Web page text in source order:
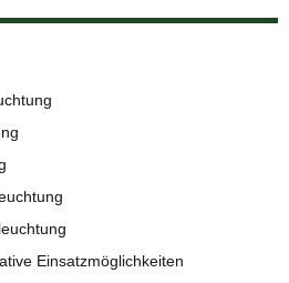
Einsatzmöglichkeiten